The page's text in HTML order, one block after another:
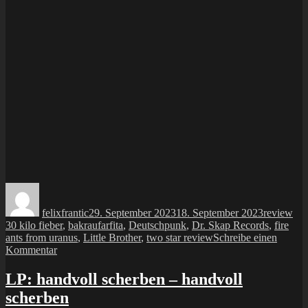
felixfrantic29. September 202318. September 2023review
30 kilo fieber, bakraufarfita, Deutschpunk, Dr. Skap Records, fire
ants from uranus, Little Brother, two star reviewSchreibe einen
Kommentarzu
Salatschüssel
#7:
Little
LP: handvoll scherben – handvoll
scherben